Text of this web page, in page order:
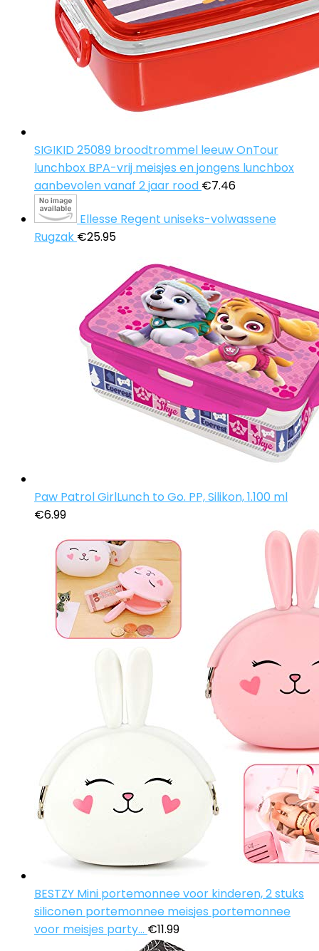
SIGIKID 25089 broodtrommel leeuw OnTour
lunchbox BPA-vrij meisjes en jongens lunchbox
aanbevolen vanaf 2 jaar rood €7.46
Ellesse Regent uniseks-volwassene
Rugzak €25.95
Paw Patrol GirlLunch to Go. PP, Silikon, 1.100 ml
€6.99
BESTZY Mini portemonnee voor kinderen, 2 stuks
siliconen portemonnee meisjes portemonnee
voor meisjes party… €11.99